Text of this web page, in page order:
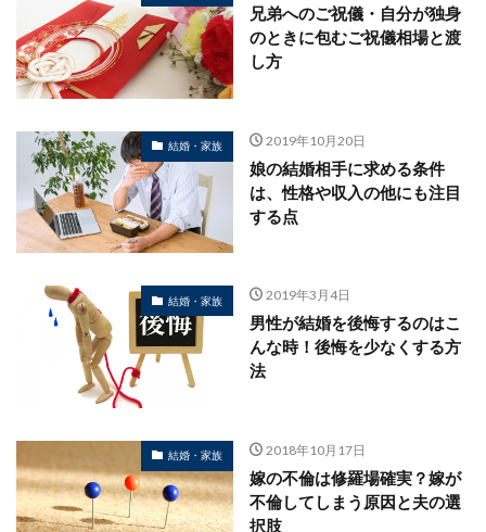
兄弟へのご祝儀・自分が独身
のときに包むご祝儀相場と渡
し方
結婚・家族 2019年10月20日
娘の結婚相手に求める条件
は、性格や収入の他にも注目
する点
結婚・家族 2019年3月4日
男性が結婚を後悔するのはこ
んな時！後悔を少なくする方
法
結婚・家族 2018年10月17日
嫁の不倫は修羅場確実？嫁が
不倫してしまう原因と夫の選
択肢